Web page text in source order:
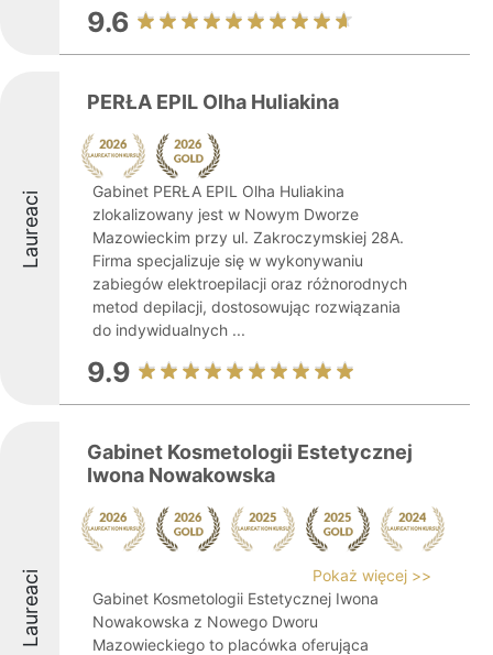
9.6
Laureaci
PERŁA EPIL Olha Huliakina
Gabinet PERŁA EPIL Olha Huliakina
zlokalizowany jest w Nowym Dworze
Mazowieckim przy ul. Zakroczymskiej 28A.
Firma specjalizuje się w wykonywaniu
zabiegów elektroepilacji oraz różnorodnych
metod depilacji, dostosowując rozwiązania
do indywidualnych ...
9.9
Laureaci
Gabinet Kosmetologii Estetycznej
Iwona Nowakowska
Pokaż więcej >>
Gabinet Kosmetologii Estetycznej Iwona
Nowakowska z Nowego Dworu
Mazowieckiego to placówka oferująca